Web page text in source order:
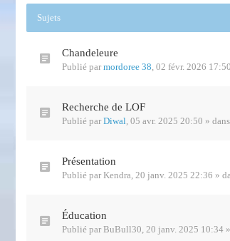
Sujets
Chandeleure
Publié par mordoree 38, 02 févr. 2026 17:50
Recherche de LOF
Publié par Diwal, 05 avr. 2025 20:50 » dans
Présentation
Publié par Kendra, 20 janv. 2025 22:36 »
Éducation
Publié par BuBull30, 20 janv. 2025 10:34